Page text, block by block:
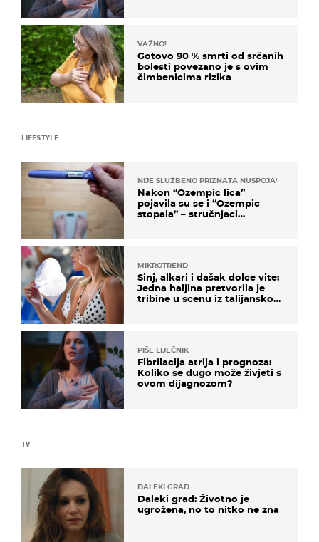
VAŽNO!
Gotovo 90 % smrti od srčanih
bolesti povezano je s ovim
čimbenicima rizika
TV
DALEKI GRAD
Daleki grad: Životno je
ugrožena, no to nitko ne zna
LIFESTYLE
NIJE SLUŽBENO PRIZNATA NUSPOJAVA, ALI ...
Nakon “Ozempic lica”
pojavila su se i “Ozempic
stopala” – stručnjaci
MIKROTREND
Sinj, alkari i dašak dolce vite:
Jedna haljina pretvorila je
tribine u scenu iz talijanskog
PIŠE LIJEČNIK
Fibrilacija atrija i prognoza:
Koliko se dugo može živjeti s
ovom dijagnozom?